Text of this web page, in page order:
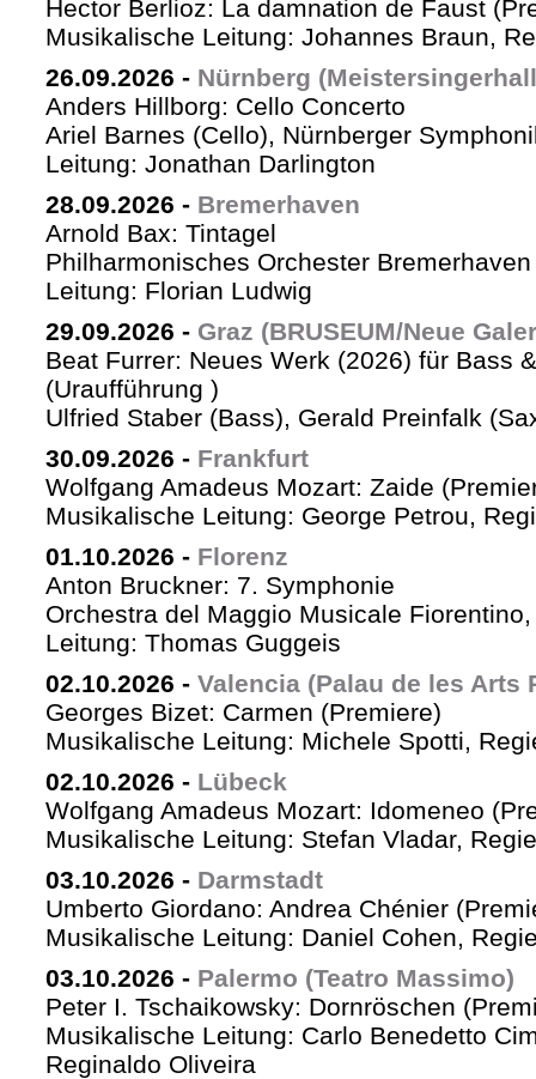
Hector Berlioz: La damnation de Faust
Musikalische Leitung: Johannes Braun,
26.09.2026 - Nürnberg
Anders Hillborg: Cello Concerto
Ariel Barnes (Cello), Nürnberger
Leitung: Jonathan Darlington
28.09.2026 - Bremerhaven
Arnold Bax: Tintagel
Philharmonisches Orchester
Leitung: Florian Ludwig
29.09.2026 - Graz (BRUSEUM/Neue
Beat Furrer: Neues Werk (2026) für Bass
(Uraufführung )
Ulfried Staber (Bass), Gerald Preinfalk
30.09.2026 - Frankfurt
Wolfgang Amadeus Mozart: Zaide
Musikalische Leitung: George Petrou,
01.10.2026 - Florenz
Anton Bruckner: 7. Symphonie
Orchestra del Maggio Musicale
Leitung: Thomas Guggeis
02.10.2026 - Valencia (Palau de les Arts
Georges Bizet: Carmen (Premiere)
Musikalische Leitung: Michele Spotti,
02.10.2026 - Lübeck
Wolfgang Amadeus Mozart: Idomeneo
Musikalische Leitung: Stefan Vladar,
03.10.2026 - Darmstadt
Umberto Giordano: Andrea Chénier
Musikalische Leitung: Daniel Cohen,
03.10.2026 - Palermo (Teatro Massimo)
Peter I. Tschaikowsky: Dornröschen
Musikalische Leitung: Carlo Benedetto
Reginaldo Oliveira